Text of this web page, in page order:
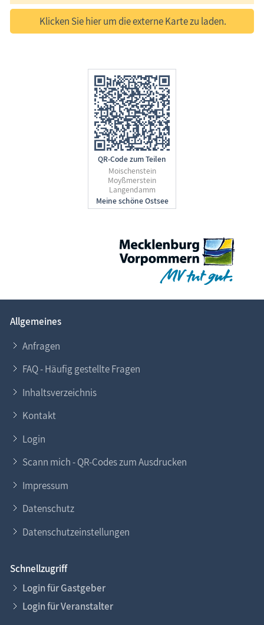
Klicken Sie hier um die externe Karte zu laden.
QR-Code zum Teilen
Moischenstein
Moyßmerstein
Langendamm
Allgemeines
Anfragen
FAQ - Häufig gestellte Fragen
Inhaltsverzeichnis
Kontakt
Login
Scann mich - QR-Codes zum Ausdrucken
Impressum
Datenschutz
Datenschutzeinstellungen
Schnellzugriff
Login für Gastgeber
Login für Veranstalter